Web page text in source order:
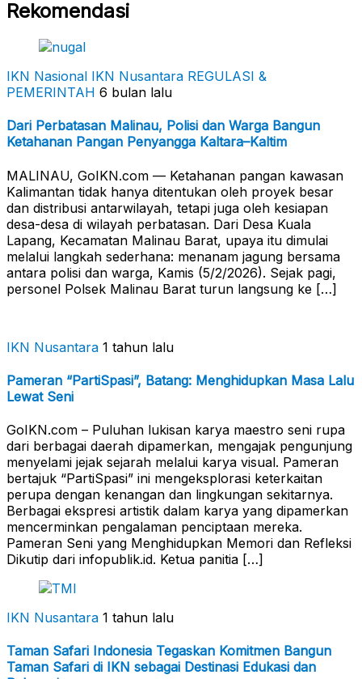
Rekomendasi
IKN Nasional IKN Nusantara REGULASI &
PEMERINTAH 6 bulan lalu
Dari Perbatasan Malinau, Polisi dan Warga Bangun
Ketahanan Pangan Penyangga Kaltara–Kaltim
MALINAU, GoIKN.com — Ketahanan pangan kawasan
Kalimantan tidak hanya ditentukan oleh proyek besar
dan distribusi antarwilayah, tetapi juga oleh kesiapan
desa-desa di wilayah perbatasan. Dari Desa Kuala
Lapang, Kecamatan Malinau Barat, upaya itu dimulai
melalui langkah sederhana: menanam jagung bersama
antara polisi dan warga, Kamis (5/2/2026). Sejak pagi,
personel Polsek Malinau Barat turun langsung ke […]
IKN Nusantara 1 tahun lalu
Pameran “PartiSpasi”, Batang: Menghidupkan Masa Lalu
Lewat Seni
GoIKN.com – Puluhan lukisan karya maestro seni rupa
dari berbagai daerah dipamerkan, mengajak pengunjung
menyelami jejak sejarah melalui karya visual. Pameran
bertajuk “PartiSpasi” ini mengeksplorasi keterkaitan
perupa dengan kenangan dan lingkungan sekitarnya.
Berbagai ekspresi artistik dalam karya yang dipamerkan
mencerminkan pengalaman penciptaan mereka.
Pameran Seni yang Menghidupkan Memori dan Refleksi
Dikutip dari infopublik.id. Ketua panitia […]
IKN Nusantara 1 tahun lalu
Taman Safari Indonesia Tegaskan Komitmen Bangun
Taman Safari di IKN sebagai Destinasi Edukasi dan